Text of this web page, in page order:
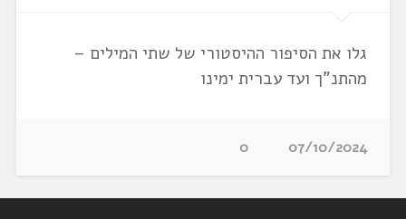
גלו את הסיפור ההיסטורי של שתי המילים –
מהתנ"ך ועד עברית ימינו
07/10/2024
0